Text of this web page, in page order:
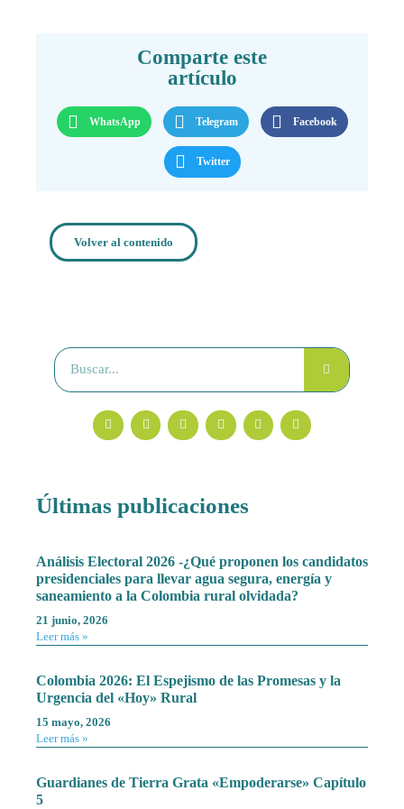
Comparte este
artículo
WhatsApp Telegram Facebook
Twitter
Volver al contenido
Últimas publicaciones
Análisis Electoral 2026 -¿Qué proponen los candidatos
presidenciales para llevar agua segura, energía y
saneamiento a la Colombia rural olvidada?
21 junio, 2026
Leer más »
Colombia 2026: El Espejismo de las Promesas y la
Urgencia del «Hoy» Rural
15 mayo, 2026
Leer más »
Guardianes de Tierra Grata «Empoderarse» Capítulo
5